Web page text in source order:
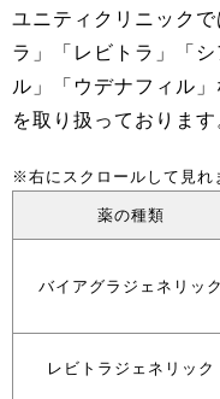
ユニティクリニック
ラ」「レビトラ」「
ル」「ウデナフィル
を取り扱っております
薬の種類
バイアグラジェネリック
レビトラジェネリック